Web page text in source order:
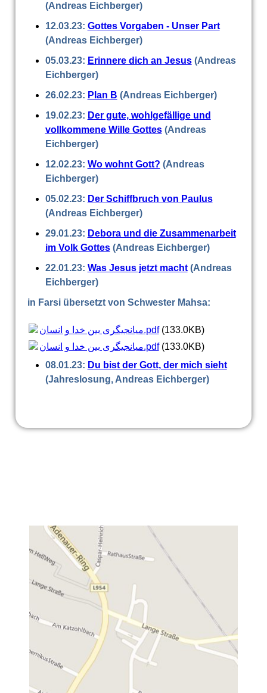
(Andreas Eichberger)
12.03.23: Gottes Vorgaben - Unser Part
(Andreas Eichberger)
05.03.23: Erinnere dich an Jesus(Andreas
Eichberger)
26.02.23: Plan B (Andreas Eichberger)
19.02.23: Der gute, wohlgefällige und
vollkommene Wille Gottes(Andreas
Eichberger)
12.02.23: Wo wohnt Gott? (Andreas
Eichberger)
05.02.23: Der Schiffbruch von Paulus
(Andreas Eichberger)
29.01.23: Debora und die Zusammenarbeit
im Volk Gottes(Andreas Eichberger)
22.01.23: Was Jesus jetzt macht(Andreas
Eichberger)
in Farsi übersetzt von Schwester Mahsa:
میانجیگری بین خدا و انسان.pdf(133.0KB)
میانجیگری بین خدا و انسان.pdf(133.0KB)
08.01.23: Du bist der Gott, der mich sieht
(Jahreslosung, Andreas Eichberger)